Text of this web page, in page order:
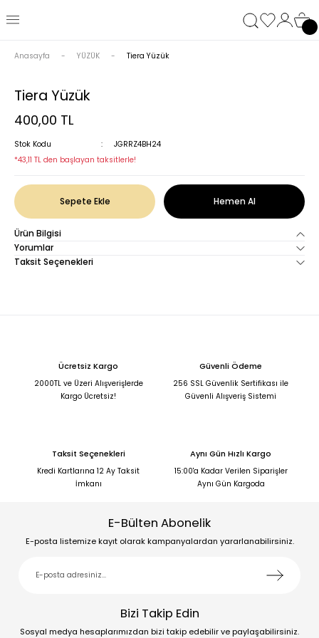
Anasayfa YÜZÜK Tiera Yüzük
Tiera Yüzük
400,00 TL
Stok Kodu
JGRRZ4BH24
*43,11 TL den başlayan taksitlerle!
Sepete Ekle Hemen Al
Ürün Bilgisi
Yorumlar
Taksit Seçenekleri
Ücretsiz Kargo
2000TL ve Üzeri Alışverişlerde
Kargo Ücretsiz!
Güvenli Ödeme
256 SSL Güvenlik Sertifikası ile
Güvenli Alışveriş Sistemi
Taksit Seçenekleri
Kredi Kartlarına 12 Ay Taksit
İmkanı
Aynı Gün Hızlı Kargo
15:00'a Kadar Verilen Siparişler
Aynı Gün Kargoda
E-Bülten Abonelik
E-posta listemize kayıt olarak kampanyalardan yararlanabilirsiniz.
Bizi Takip Edin
Sosyal medya hesaplarımızdan bizi takip edebilir ve paylaşabilirsiniz.